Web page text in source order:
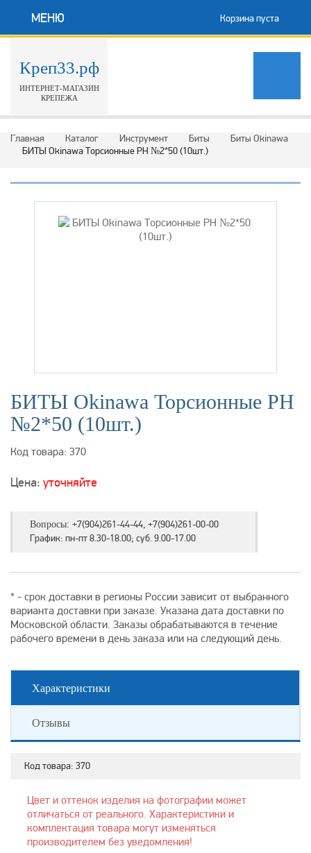
МЕНЮ Корзина пуста
Креп33.рф
ИНТЕРНЕТ-МАГАЗИН
КРЕПЕЖА
Главная Каталог Инструмент Биты
Биты Okinawa
БИТЫ Okinawa Торсионные РН №2*50 (10шт.)
БИТЫ Okinawa Торсионные РН
№2*50 (10шт.)
Код товара: 370
Цена: уточняйте
Вопросы: +7(904)261-44-44, +7(904)261-00-00
График: пн-пт 8.30-18.00; суб. 9.00-17.00
* - срок доставки в регионы России зависит от выбранного
варианта доставки при заказе. Указана дата доставки по
Московской области. Заказы обрабатываются в течение
рабочего времени в день заказа или на следующий день.
Характеристики
Отзывы
Код товара: 370
Цвет и оттенок изделия на фотографии может
отличаться от реального. Характеристики и
комплектация товара могут изменяться
производителем без уведомления!